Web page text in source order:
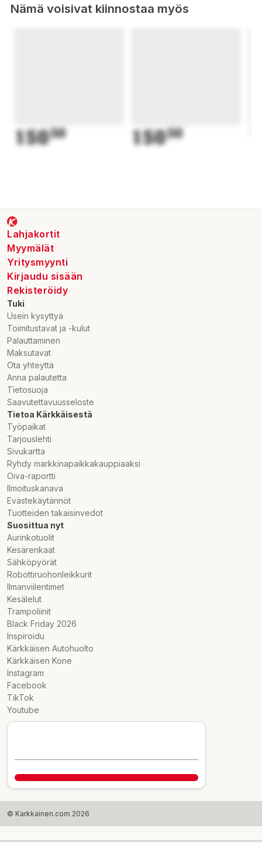
Nämä voisivat kiinnostaa myös
15050 15050
Lahjakortit
Myymälät
Yritysmyynti
Kirjaudu sisään
Rekisteröidy
Tuki
Usein kysyttyä
Toimitustavat ja -kulut
Palauttaminen
Maksutavat
Ota yhteyttä
Anna palautetta
Tietosuoja
Saavutettavuusseloste
Tietoa Kärkkäisestä
Työpaikat
Tarjouslehti
Sivukartta
Ryhdy markkinapaikkakauppiaaksi
Oiva-raportti
Ilmoituskanava
Evästekäytännöt
Tuotteiden takaisinvedot
Suosittua nyt
Aurinkotuolit
Kesärenkaat
Sähköpyörät
Robottiruohonleikkurit
Ilmanviilentimet
Kesälelut
Trampoliinit
Black Friday 2026
Inspiroidu
Kärkkäisen Autohuolto
Kärkkäisen Kone
Instagram
Facebook
TikTok
Youtube
© Karkkainen.com 2026